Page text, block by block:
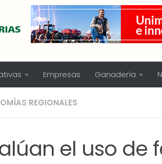
Empresas Ganadería
REGIONALES
el uso de